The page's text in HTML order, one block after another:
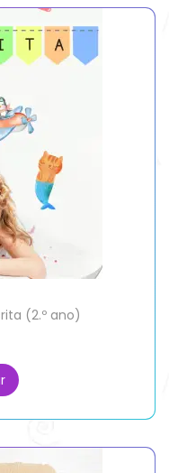
(2.º ano)